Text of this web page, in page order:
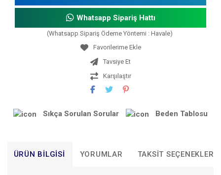
Whatsapp Sipariş Hattı
(Whatsapp Sipariş Ödeme Yöntemi : Havale)
Tavsiye Et
Karşılaştır
Sıkça Sorulan Sorular Beden Tablosu
ÜRÜN BILGISI YORUMLAR TAKSIT SEÇENEKLERI